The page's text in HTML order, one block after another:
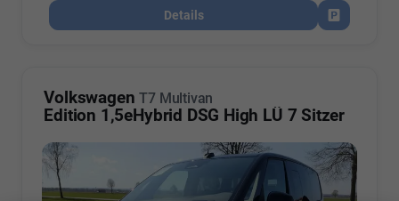
Details
Fahrzeug
Volkswagen T7 Multivan
Edition 1,5eHybrid DSG High LÜ 7 Sitzer